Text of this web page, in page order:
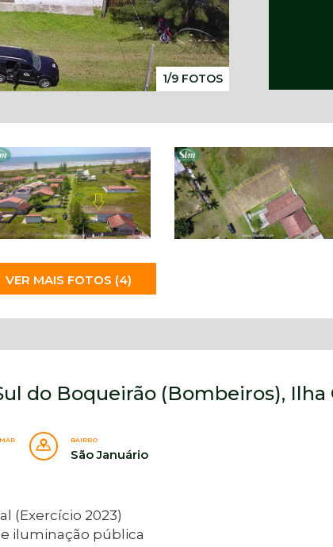
1/9 FOTOS
VER MAIS FOTOS (4)
do Boqueirão (Bombeiros),
BAIRRO
São Januário
(Exercício 2023)
e iluminação pública